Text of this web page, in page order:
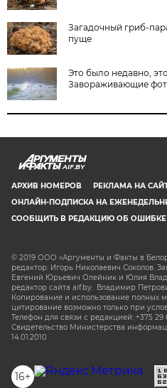
Загадочный гриб-
пуще
Это было недавно,
Завораживающие
AIF.BY
АРХИВ НОМЕРОВ РЕКЛАМА НА
ОНЛАЙН-ПОДПИСКА НА
СООБЩИТЬ В РЕДАКЦИЮ ОБ ОШИБКЕ
© 2019 ООО «Аргументы и Факты в
редактор: Игорь Николаевич Соколов.
Евгений Юрьевич Олейник и Юлия
редактор сайта aif.by: Владимир
Копирование и использование полных
цитирование возможно только при
Телефон для связи с редакцией: +375 29
Свидетельство Министерства
14.01.2010
16+